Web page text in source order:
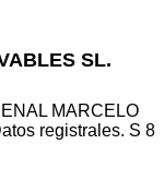
SL.
MARCELO
registrales. S 8